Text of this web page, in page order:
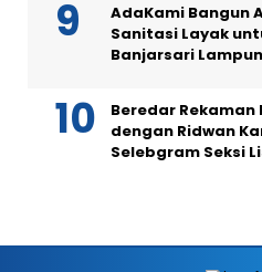
AdaKami Bangun
Sanitasi Layak
Banjarsari
Beredar
dengan Ridwan
Selebgram Seksi